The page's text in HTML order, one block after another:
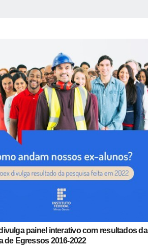
painel interativo com resultados da
de Egressos 2016-2022